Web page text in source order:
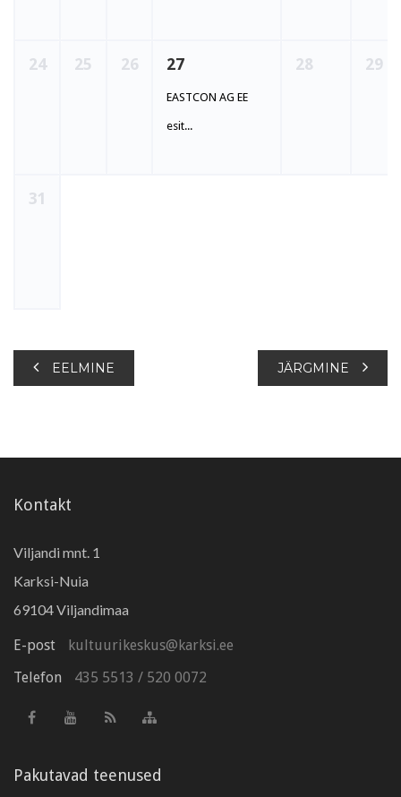
24 25 26 27
EASTCON AG EE
esit...
28 29
31
EELMINE JÄRGMINE
Kontakt
Viljandi mnt. 1
Karksi-Nuia
69104 Viljandimaa
E-post
kultuurikeskus@karksi.ee
Telefon
435 5513 / 520 0072
Pakutavad teenused